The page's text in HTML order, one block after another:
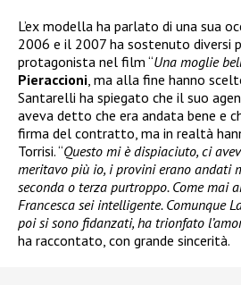
L’ex modella ha parlato di una sua
2006 e il 2007 ha sostenuto diversi
protagonista nel film “Una moglie
Pieraccioni , ma alla fine hanno
Santarelli ha spiegato che il suo
aveva detto che era andata bene e
firma del contratto, ma in realtà
Torrisi. “Questo mi è dispiaciuto, ci
meritavo più io, i provini erano andati
seconda o terza purtroppo. Come mai
Francesca sei intelligente. Comunque
poi si sono fidanzati, ha trionfato
ha raccontato, con grande sincerità.